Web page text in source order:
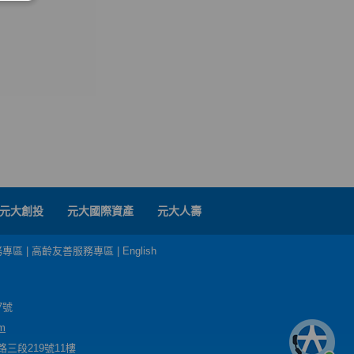
元大創投 元大國際資產 元大人壽
區 高齡友善服務專區 English
號
三段219號11樓